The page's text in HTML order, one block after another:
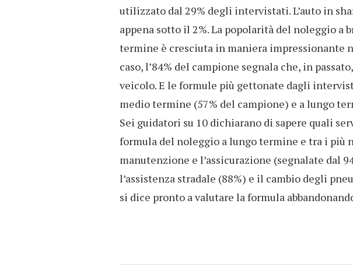
utilizzato dal 29% degli intervistati. L’auto in
appena sotto il 2%. La popolarità del noleggio a
termine è cresciuta in maniera impressionante
caso, l’84% del campione segnala che, in
veicolo. E le formule più gettonate dagli
medio termine (57% del campione) e a lungo
Sei guidatori su 10 dichiarano di sapere quali
formula del noleggio a lungo termine e tra i più
manutenzione e l’assicurazione (segnalate dal
l’assistenza stradale (88%) e il cambio degli
si dice pronto a valutare la formula